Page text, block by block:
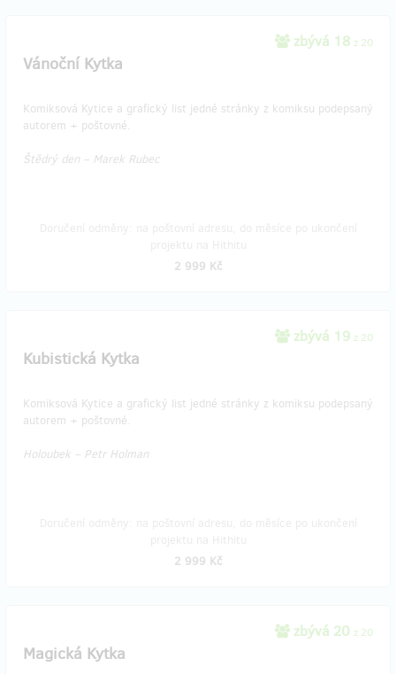
zbývá 18 z 20
Vánoční Kytka
Komiksová Kytice a grafický list jedné stránky z komiksu podepsaný
autorem + poštovné.
Štědrý den – Marek Rubec
2 999 Kč
zbývá 19 z 20
Kubistická Kytka
Komiksová Kytice a grafický list jedné stránky z komiksu podepsaný
autorem + poštovné.
Holoubek – Petr Holman
2 999 Kč
zbývá 20 z 20
Magická Kytka